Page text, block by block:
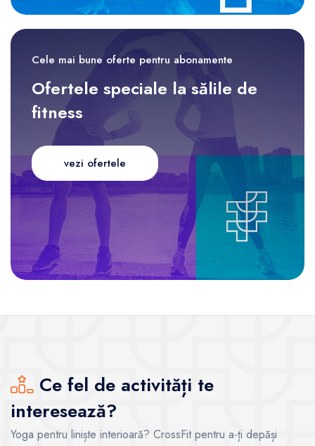
Cele mai bune oferte pentru abonamente
Ofertele speciale la sălile de
fitness
vezi ofertele
Ce fel de activități te
interesează?
Yoga pentru liniște interioară? CrossFit pentru a-ți depăși